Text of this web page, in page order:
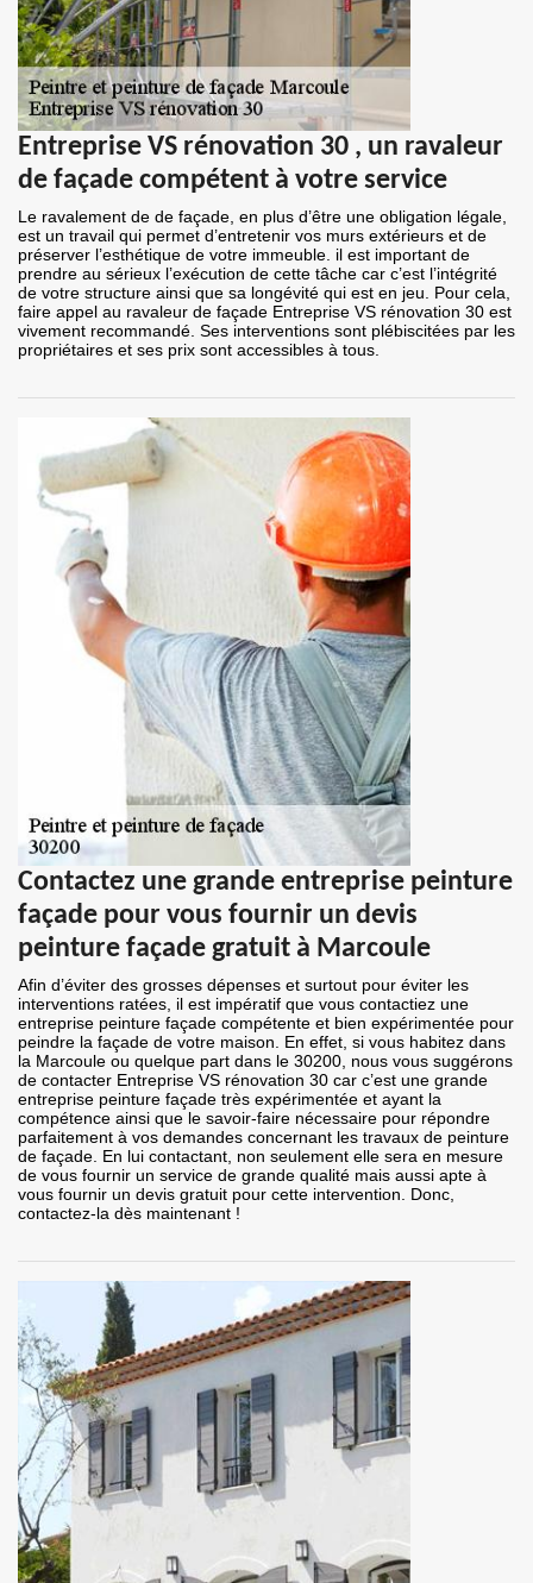
Entreprise VS rénovation 30 , un ravaleur
de façade compétent à votre service
Le ravalement de de façade, en plus d’être une obligation légale,
est un travail qui permet d’entretenir vos murs extérieurs et de
préserver l’esthétique de votre immeuble. il est important de
prendre au sérieux l’exécution de cette tâche car c’est l’intégrité
de votre structure ainsi que sa longévité qui est en jeu. Pour cela,
faire appel au ravaleur de façade Entreprise VS rénovation 30 est
vivement recommandé. Ses interventions sont plébiscitées par les
propriétaires et ses prix sont accessibles à tous.
Contactez une grande entreprise peinture
façade pour vous fournir un devis
peinture façade gratuit à Marcoule
Afin d’éviter des grosses dépenses et surtout pour éviter les
interventions ratées, il est impératif que vous contactiez une
entreprise peinture façade compétente et bien expérimentée pour
peindre la façade de votre maison. En effet, si vous habitez dans
la Marcoule ou quelque part dans le 30200, nous vous suggérons
de contacter Entreprise VS rénovation 30 car c’est une grande
entreprise peinture façade très expérimentée et ayant la
compétence ainsi que le savoir-faire nécessaire pour répondre
parfaitement à vos demandes concernant les travaux de peinture
de façade. En lui contactant, non seulement elle sera en mesure
de vous fournir un service de grande qualité mais aussi apte à
vous fournir un devis gratuit pour cette intervention. Donc,
contactez-la dès maintenant !